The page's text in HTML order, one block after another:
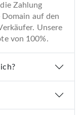
Zahlung
auf den
Unsere
von 100%.